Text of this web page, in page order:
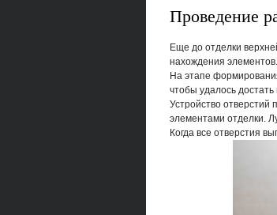
Проведение
Еще до отделки
нахождения элементов.
На этапе
чтобы удалось
Устройство
элементами отделки.
Когда все отверстия